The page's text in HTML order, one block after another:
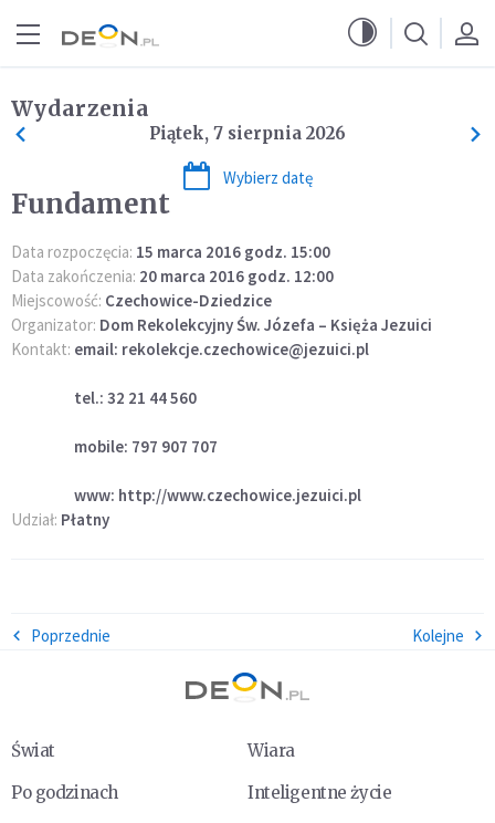
Wydarzenia
Piątek, 7 sierpnia 2026
Wybierz datę
Fundament
Data rozpoczęcia: 15 marca 2016 godz. 15:00
Data zakończenia: 20 marca 2016 godz. 12:00
Miejscowość: Czechowice-Dziedzice
Organizator: Dom Rekolekcyjny Św. Józefa – Księża Jezuici
Kontakt: email: rekolekcje.czechowice@jezuici.pl
tel.: 32 21 44 560
mobile: 797 907 707
www: http://www.czechowice.jezuici.pl
Udział: Płatny
Poprzednie Kolejne
Świat
Wiara
Po godzinach
Inteligentne życie